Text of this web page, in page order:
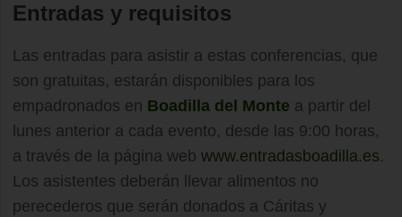
Entradas y requisitos
Las entradas para asistir a estas conferencias, que
son gratuitas, estarán disponibles para los
empadronados en Boadilla del Monte a partir del
lunes anterior a cada evento, desde las 9:00 horas,
a través de la página web www.entradasboadilla.es.
Los asistentes deberán llevar alimentos no
perecederos que serán donados a Cáritas y